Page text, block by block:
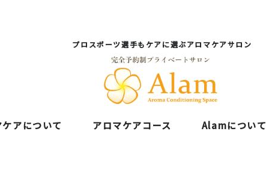
プロスポーツ選手もケアに選ぶアロマケアサロン
アについて アロマケアコース Alamについて